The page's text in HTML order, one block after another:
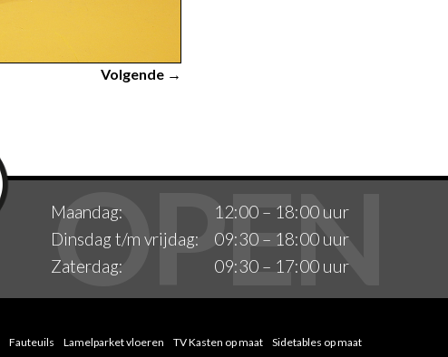
Volgende →
Maandag:
12:00 – 18:00 uur
Dinsdag t/m vrijdag:
09:30 – 18:00 uur
Zaterdag:
09:30 – 17:00 uur
Fauteuils Lamelparket vloeren TV Kasten op maat
Sidetables op maat